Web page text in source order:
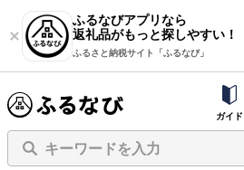
ふるなびアプリなら
返礼品がもっと探しやすい！
ふるさと納税サイト「ふるなび」
ガイド
キーワードを入力